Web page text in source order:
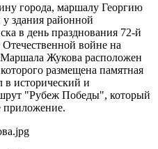
города, маршалу Георгию
здания районной
в день празднования 72-й
войне на
Жукова расположен
размещена памятная
в исторический и
"Рубеж Победы", который
приложение.